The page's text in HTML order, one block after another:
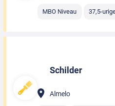
MBO Niveau 37,5-
Schilder
Almelo